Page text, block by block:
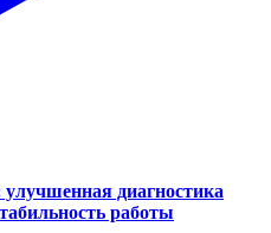
диагностика
работы